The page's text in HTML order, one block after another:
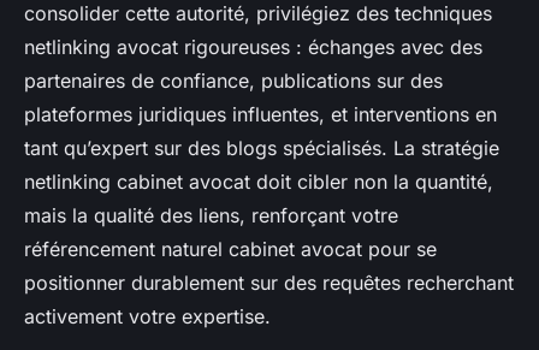
consolider cette autorité, privilégiez des techniques
netlinking avocat rigoureuses : échanges avec des
partenaires de confiance, publications sur des
plateformes juridiques influentes, et interventions en
tant qu’expert sur des blogs spécialisés. La stratégie
netlinking cabinet avocat doit cibler non la quantité,
mais la qualité des liens, renforçant votre
référencement naturel cabinet avocat pour se
positionner durablement sur des requêtes recherchant
activement votre expertise.